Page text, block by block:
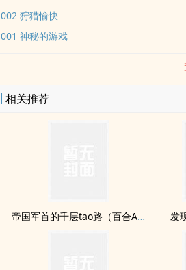
002 狩猎愉快
001 神秘的游戏
相关推荐
帝国军首的千层tao路（百合ABO）予梦系列 发